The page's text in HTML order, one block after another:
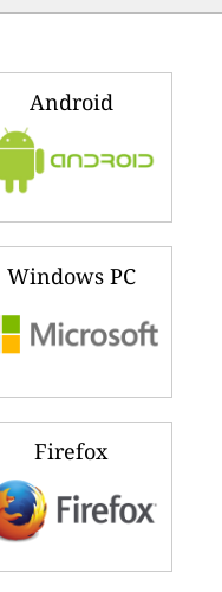
Android
Windows PC
Firefox